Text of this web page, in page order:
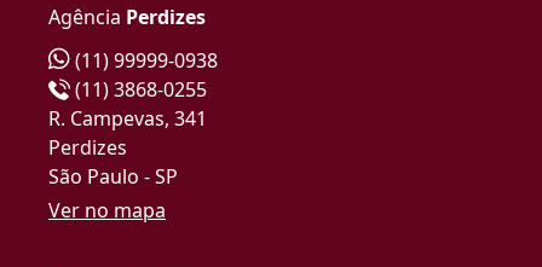
Agência Perdizes
(11) 99999-0938
(11) 3868-0255
R. Campevas, 341
Perdizes
São Paulo - SP
Ver no mapa